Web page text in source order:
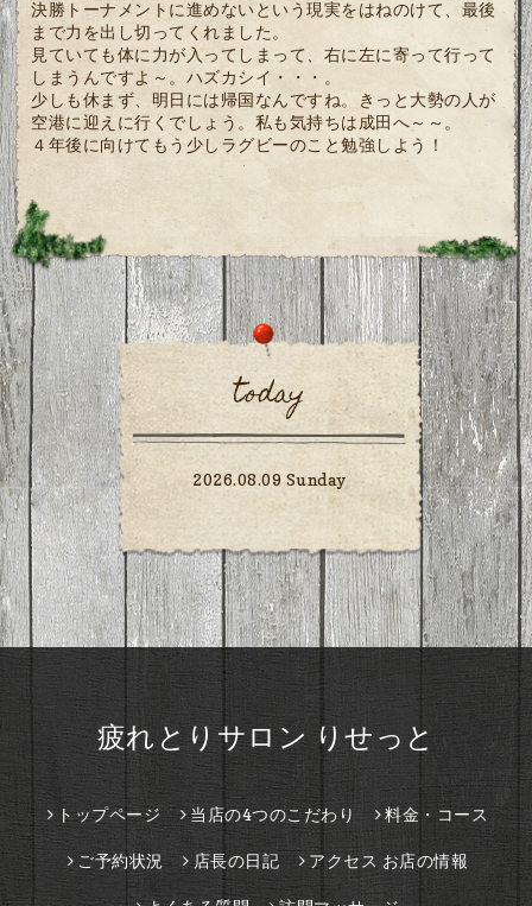
決勝トーナメントに進めないという現実をはねのけて、最後
まで力を出し切ってくれました。
見ていても体に力が入ってしまって、右に左に寄って行って
しまうんですよ～。ハズカシイ・・・。
少しも休まず、明日には帰国なんですね。きっと大勢の人が
空港に迎えに行くでしょう。私も気持ちは成田へ～～。
４年後に向けてもう少しラグビーのこと勉強しよう！
today
2026.08.09 Sunday
疲れとりサロン りせっと
トップページ 当店の4つのこだわり 料金・コース
ご予約状況 店長の日記 アクセス お店の情報